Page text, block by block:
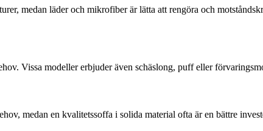
medan läder och mikrofiber är lätta att rengöra och
Vissa modeller erbjuder även schäslong, puff eller
medan en kvalitetssoffa i solida material ofta är en bättre